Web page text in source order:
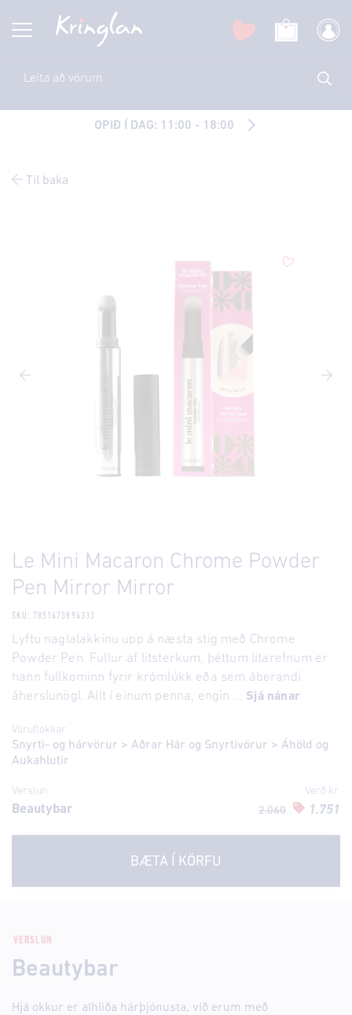
OPIÐ Í DAG: 11:00 - 18:00
Til baka
Le Mini Macaron Chrome Powder
Pen Mirror Mirror
SKU: 7851475894333
Lyftu naglalakkinu upp á næsta stig með Chrome
Powder Pen. Fullur af litsterkum, þéttum litarefnum er
hann fullkominn fyrir krómlúkk eða sem áberandi
áherslunögl. Allt í einum penna, engin ... Sjá nánar
Vöruflokkar
Snyrti- og hárvörur > Aðrar Hár og Snyrtivörur > Áhöld og
Aukahlutir
Verslun Verð kr.
Beautybar 2.060 1.751
BÆTA Í KÖRFU
VERSLUN
Beautybar
Hjá okkur er alhliða hárþjónusta, við erum með